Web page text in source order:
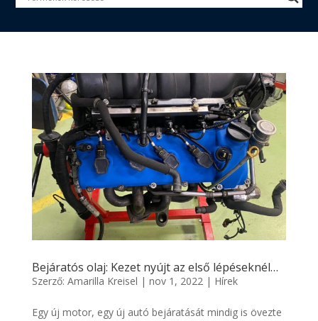
Bejáratós olaj: Kezet nyújt az első lépéseknél…
Szerző: Amarilla Kreisel | nov 1, 2022| Hírek
Egy új motor, egy új autó bejáratását mindig is övezte